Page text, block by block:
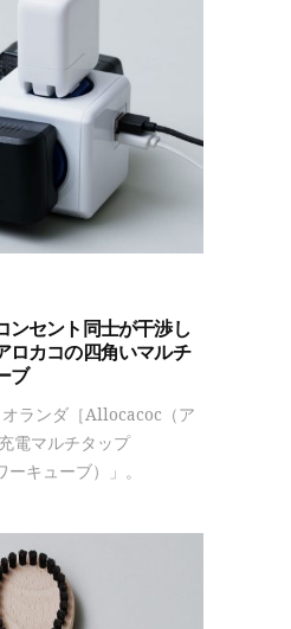
ンセント同士が干渉し
ロカコの四角いマルチ
ブ
ランダ［Allocacoc（ア
電マルチタップ
キューブ）」。